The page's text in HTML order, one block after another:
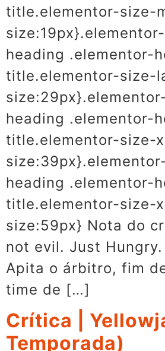
title.elementor-size-
heading .elementor-
title.elementor-size-
heading .elementor-
title.elementor-size-
heading .elementor-
title.elementor-size-
size:59px} Nota do
not evil. Just Hungry.
Apita o árbitro, fim
time de […]
Crítica |
Temporada)